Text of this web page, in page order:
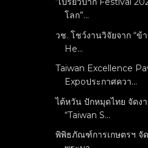
โลก”...
วช. โชว์งานวิจัยจาก “ข้
He...
Taiwan Excellence
Expoประกาศควา...
ไต้หวัน ปักหมุดไทย จัดง
“Taiwan S...
พิพิธภัณฑ์การเกษตรฯ จั